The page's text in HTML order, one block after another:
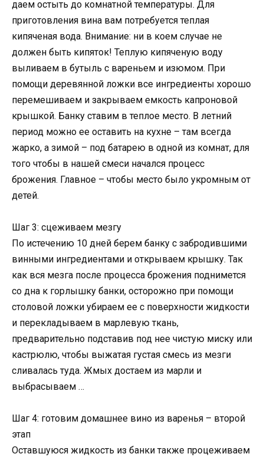
даем остыть до комнатной температуры. Для
приготовления вина вам потребуется теплая
кипяченая вода. Внимание: ни в коем случае не
должен быть кипяток! Теплую кипяченую воду
выливаем в бутыль с вареньем и изюмом. При
помощи деревянной ложки все ингредиенты хорошо
перемешиваем и закрываем емкость капроновой
крышкой. Банку ставим в теплое место. В летний
период можно ее оставить на кухне – там всегда
жарко, а зимой – под батарею в одной из комнат, для
того чтобы в нашей смеси начался процесс
брожения. Главное – чтобы место было укромным от
детей.
Шаг 3: сцеживаем мезгу
По истечению 10 дней берем банку с забродившими
винными ингредиентами и открываем крышку. Так
как вся мезга после процесса брожения поднимется
со дна к горлышку банки, осторожно при помощи
столовой ложки убираем ее с поверхности жидкости
и перекладываем в марлевую ткань,
предварительно подставив под нее чистую миску или
кастрюлю, чтобы выжатая густая смесь из мезги
сливалась туда. Жмых достаем из марли и
выбрасываем …
Шаг 4: готовим домашнее вино из варенья – второй
этап
Оставшуюся жидкость из банки также процеживаем